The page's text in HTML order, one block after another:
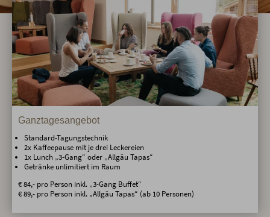
Ganztagesangebot
Standard-Tagungstechnik
2x Kaffeepause mit je drei Leckereien
1x Lunch „3-Gang“ oder „Allgäu Tapas“
Getränke unlimitiert im Raum
€ 84,- pro Person inkl. „3-Gang Buffet“
€ 89,- pro Person inkl. „Allgäu Tapas“ (ab 10 Personen)